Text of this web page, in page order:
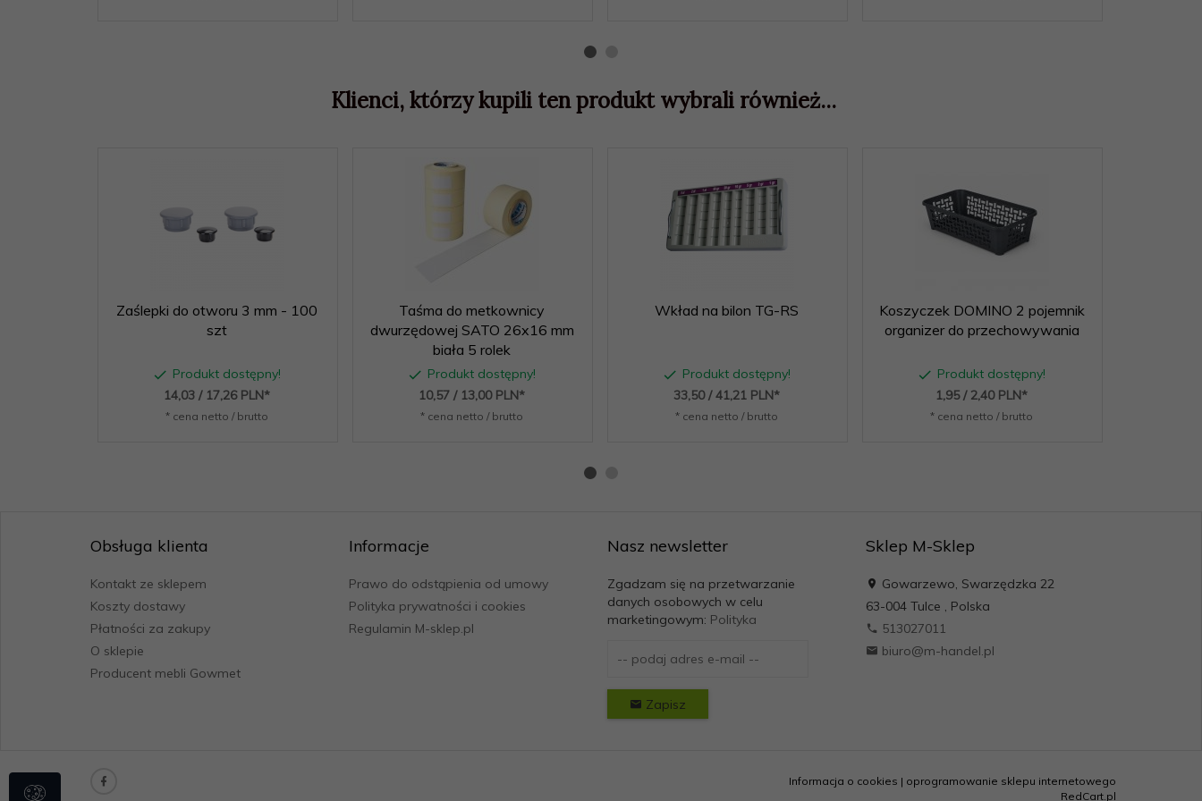
Klienci, którzy kupili ten produkt wybrali również...
Zaślepki do otworu 3 mm - 100
szt
Produkt dostępny!
14,03 / 17,26 PLN*
* cena netto / brutto
Taśma do metkownicy
dwurzędowej SATO 26x16 mm
biała 5 rolek
Produkt dostępny!
10,57 / 13,00 PLN*
* cena netto / brutto
Wkład na bilon TG-RS
Produkt dostępny!
33,50 / 41,21 PLN*
* cena netto / brutto
Koszyczek DOMINO 2 pojemnik
organizer do przechowywania
Produkt dostępny!
1,95 / 2,40 PLN*
* cena netto / brutto
Obsługa klienta
Kontakt ze sklepem
Koszty dostawy
Płatności za zakupy
O sklepie
Producent mebli Gowmet
Informacje
Prawo do odstąpienia od umowy
Polityka prywatności i cookies
Regulamin M-sklep.pl
Nasz newsletter
Zgadzam się na przetwarzanie
danych osobowych w celu
marketingowym: Polityka
Zapisz
Sklep M-Sklep
Gowarzewo, Swarzędzka 22
63-004 Tulce , Polska
513027011
biuro@m-handel.pl
Informacja o cookies | oprogramowanie sklepu internetowego
RedCart.pl